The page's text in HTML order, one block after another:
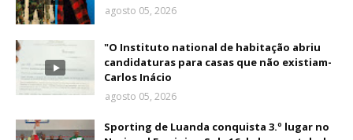
agosto 05, 2026
"O Instituto national de habitação abriu
candidaturas para casas que não existiam-
Carlos Inácio
agosto 05, 2026
Sporting de Luanda conquista 3.º lugar no